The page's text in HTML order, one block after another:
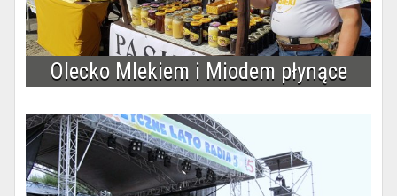
Olecko Mlekiem i Miodem płynące